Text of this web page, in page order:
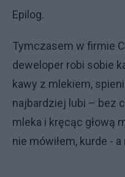
Epilog.
Tymczasem w firmie
deweloper robi sobie
kawy z mlekiem,
najbardziej lubi – bez
mleka i kręcąc głową
nie mówiłem, kurde - a